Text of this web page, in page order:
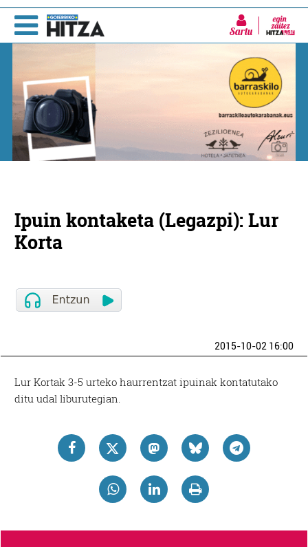
Sartu
Ipuin kontaketa (Legazpi): Lur
Korta
2015-10-02 16:00
Lur Kortak 3-5 urteko haurrentzat ipuinak kontatutako
ditu udal liburutegian.